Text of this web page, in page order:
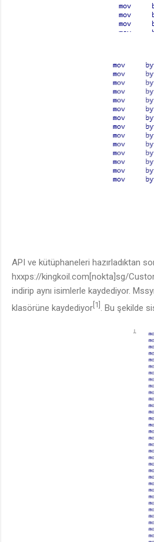
API ve kütüphaneleri hazırladıktan
hxxps://kingkoil.com[nokta]sg/
indirip aynı isimlerle kaydediyor.
klasörüne kaydediyor [1] . Bu şekilde